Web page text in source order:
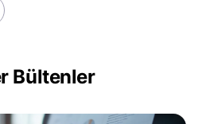
Bültenler